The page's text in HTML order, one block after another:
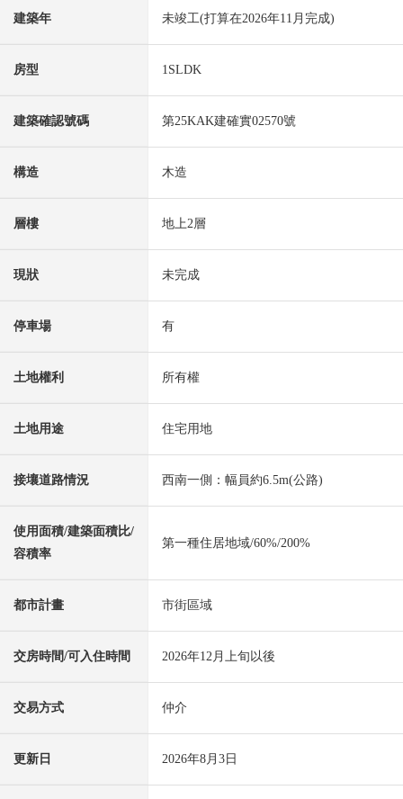
建築年 未竣工(打算在2026年11月完成)
房型 1SLDK
建築確認號碼 第25KAK建確實02570號
構造 木造
層樓 地上2層
現狀 未完成
停車場 有
土地權利 所有權
土地用途 住宅用地
接壤道路情況 西南一側：幅員約6.5m(公路)
使用面積/建築面積比/
容積率
第一種住居地域/60%/200%
都市計畫 市街區域
交房時間/可入住時間 2026年12月上旬以後
交易方式 仲介
更新日 2026年8月3日